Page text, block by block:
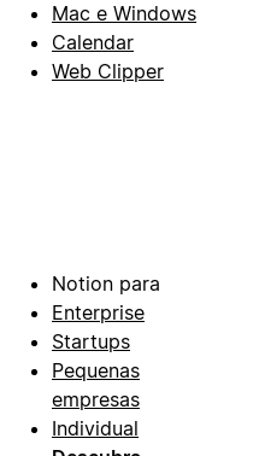
Mac e Windows
Calendar
Web Clipper
Notion para
Enterprise
Startups
Pequenas
empresas
Individual